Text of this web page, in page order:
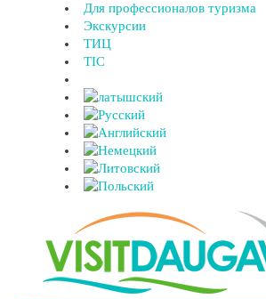
Для профессионалов туризма
Экскурсии
ТИЦ
TIC